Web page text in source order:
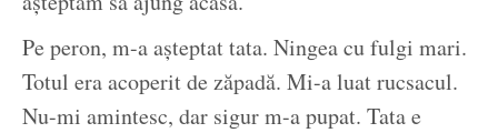
Pe peron, m-a așteptat tata. Ningea cu fulgi mari.
Totul era acoperit de zăpadă. Mi-a luat rucsacul.
Nu-mi amintesc, dar sigur m-a pupat. Tata e